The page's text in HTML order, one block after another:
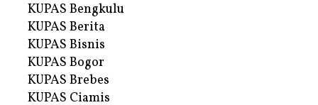
KUPAS Bengkulu
KUPAS Berita
KUPAS Bisnis
KUPAS Bogor
KUPAS Brebes
KUPAS Ciamis